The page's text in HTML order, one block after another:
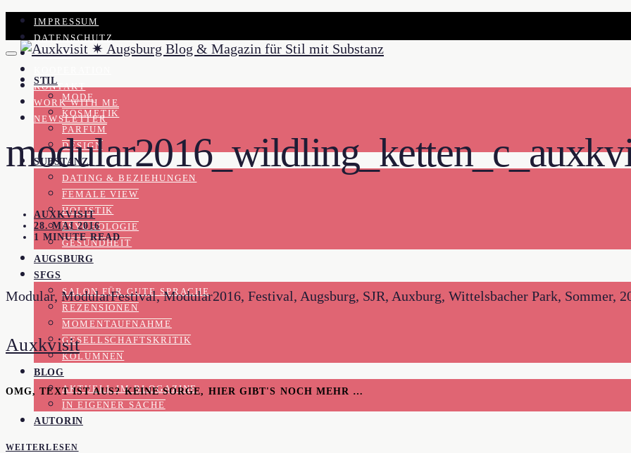
IMPRESSUM
DATENSCHUTZ
PRESSE
KONTAKT
WORK WITH ME
NEWSLETTER
STIL
MODE
KOSMETIK
PARFUM
DESIGN
SUBSTANZ
DATING & BEZIEHUNGEN
FEMALE VIEW
HOLISTIK
PSYCHOLOGIE
GESUNDHEIT
AUGSBURG
SFGS
SALON FÜR GUTE SPRACHE
REZENSIONEN
MOMENTAUFNAHME
GESELLSCHAFTSKRITIK
KOLUMNEN
BLOG
AKTUELL IM BLOGAZINE
IN EIGENER SACHE
AUTORIN
AUXKVISIT
28. MAI 2016
1 MINUTE READ
Modular, ModularFestival, Modular2016, Festival, Augsburg, SJR, Auxburg, Wittelsbacher Park, Sommer,
Auxkvisit
OMG, TEXT IST AUS? KEINE SORGE, HIER GIBT'S NOCH MEHR …
WEITERLESEN